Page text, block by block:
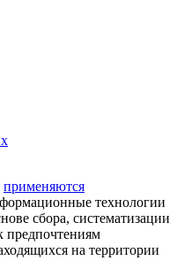
применяются
технологии
сбора, систематизации
предпочтениям
на территории